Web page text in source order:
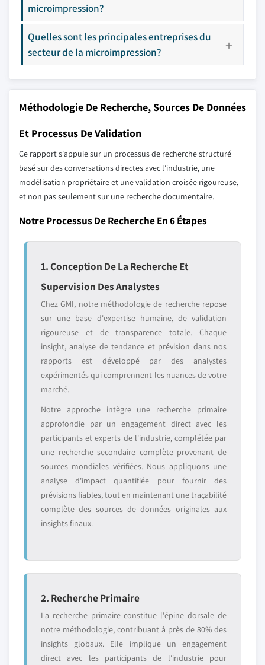
microimpression?
Quelles sont les principales entreprises du
secteur de la microimpression?
Méthodologie De Recherche, Sources De Données
Et Processus De Validation
Ce rapport s'appuie sur un processus de recherche structuré
basé sur des conversations directes avec l'industrie, une
modélisation propriétaire et une validation croisée rigoureuse,
et non pas seulement sur une recherche documentaire.
Notre Processus De Recherche En 6 Étapes
1. Conception De La Recherche Et
Supervision Des Analystes
Chez GMI, notre méthodologie de recherche repose
sur une base d'expertise humaine, de validation
rigoureuse et de transparence totale. Chaque
insight, analyse de tendance et prévision dans nos
rapports est développé par des analystes
expérimentés qui comprennent les nuances de votre
marché.
Notre approche intègre une recherche primaire
approfondie par un engagement direct avec les
participants et experts de l'industrie, complétée par
une recherche secondaire complète provenant de
sources mondiales vérifiées. Nous appliquons une
analyse d'impact quantifiée pour fournir des
prévisions fiables, tout en maintenant une traçabilité
complète des sources de données originales aux
insights finaux.
2. Recherche Primaire
La recherche primaire constitue l'épine dorsale de
notre méthodologie, contribuant à près de 80% des
insights globaux. Elle implique un engagement
direct avec les participants de l'industrie pour